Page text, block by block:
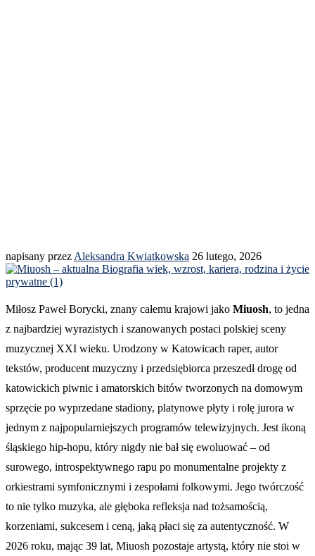
napisany przez Aleksandra Kwiatkowska 26 lutego, 2026
Miłosz Paweł Borycki, znany całemu krajowi jako Miuosh, to jedna
z najbardziej wyrazistych i szanowanych postaci polskiej sceny
muzycznej XXI wieku. Urodzony w Katowicach raper, autor
tekstów, producent muzyczny i przedsiębiorca przeszedł drogę od
katowickich piwnic i amatorskich bitów tworzonych na domowym
sprzęcie po wyprzedane stadiony, platynowe płyty i rolę jurora w
jednym z najpopularniejszych programów telewizyjnych. Jest ikoną
śląskiego hip-hopu, który nigdy nie bał się ewoluować – od
surowego, introspektywnego rapu po monumentalne projekty z
orkiestrami symfonicznymi i zespołami folkowymi. Jego twórczość
to nie tylko muzyka, ale głęboka refleksja nad tożsamością,
korzeniami, sukcesem i ceną, jaką płaci się za autentyczność. W
2026 roku, mając 39 lat, Miuosh pozostaje artystą, który nie stoi w